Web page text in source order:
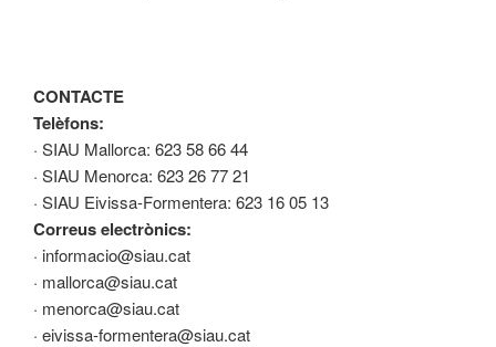
CONTACTE
Telèfons:
· SIAU Mallorca: 623 58 66 44
· SIAU Menorca: 623 26 77 21
· SIAU Eivissa-Formentera: 623 16 05 13
Correus electrònics:
· informacio@siau.cat
· mallorca@siau.cat
· menorca@siau.cat
· eivissa-formentera@siau.cat